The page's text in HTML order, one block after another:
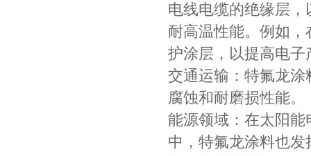
电线电缆的绝缘层
耐高温性能。例如
护涂层，以提高电
交通运输：特氟龙
腐蚀和耐磨损性能。
能源领域：在太阳
中，特氟龙涂料也